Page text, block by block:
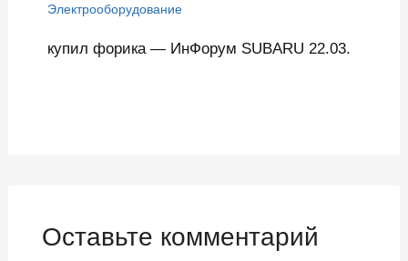
Электрооборудование
купил форика — ИнФорум SUBARU 22.03.
Оставьте комментарий